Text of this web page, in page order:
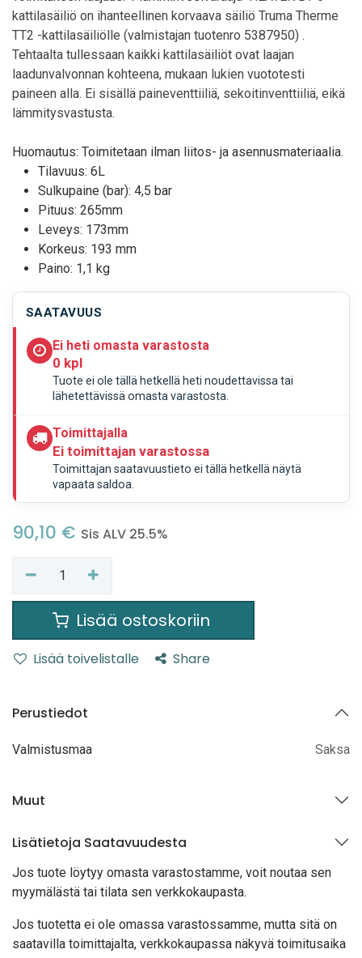
kattilasäiliö on ihanteellinen korvaava säiliö Truma Therme
TT2 -kattilasäiliölle (valmistajan tuotenro 5387950) .
Tehtaalta tullessaan kaikki kattilasäiliöt ovat laajan
laadunvalvonnan kohteena, mukaan lukien vuototesti
paineen alla. Ei sisällä paineventtiiliä, sekoitinventtiiliä, eikä
lämmitysvastusta.
Huomautus: Toimitetaan ilman liitos- ja asennusmateriaalia.
Tilavuus: 6L
Sulkupaine (bar): 4,5 bar
Pituus: 265mm
Leveys: 173mm
Korkeus: 193 mm
Paino: 1,1 kg
SAATAVUUS
Ei heti omasta varastosta
0 kpl
Tuote ei ole tällä hetkellä heti noudettavissa tai
lähetettävissä omasta varastosta.
Toimittajalla
Ei toimittajan varastossa
Toimittajan saatavuustieto ei tällä hetkellä näytä
vapaata saldoa.
90,10 € Sis ALV 25.5%
Lisää ostoskoriin
Lisää toivelistalle Share
Perustiedot
Valmistusmaa Saksa
Muut
Lisätietoja Saatavuudesta
Jos tuote löytyy omasta varastostamme, voit noutaa sen
myymälästä tai tilata sen verkkokaupasta.
Jos tuotetta ei ole omassa varastossamme, mutta sitä on
saatavilla toimittajalta, verkkokaupassa näkyvä toimitusaika